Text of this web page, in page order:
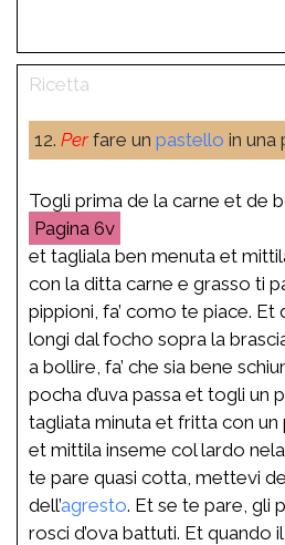
12. Perfare un pastello in una
Togli prima de la carne et de
6v
et tagliala ben menuta et
con la ditta carne e grasso ti
pippioni, fa’ como te piace.
longi dal focho sopra la
a bollire, fa’ che sia bene
pocha d’uva passa et togli un
tagliata minuta et fritta con
et mittila inseme col lardo
te pare quasi cotta, mettevi
dell’agresto. Et se te pare, gli
rosci d’ova battuti. Et quando